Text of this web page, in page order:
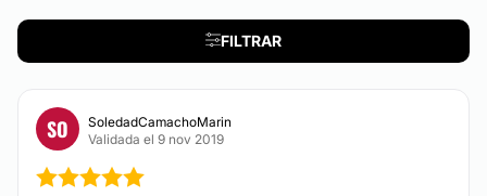
DERMATOLOGÍA
FILTRAR
SO
SoledadCamachoMarin
Validada el 9 nov 2019